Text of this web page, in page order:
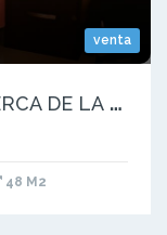
venta
E
N VENTA APARTAMENTO CERCA DE LA UNIVERSIDAD AUTONOMA MANIZALES
48 M2